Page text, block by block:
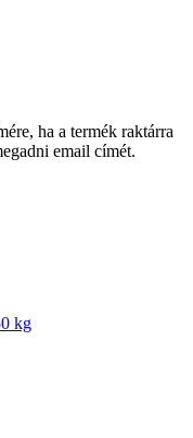
ha a termék raktárra
email címét.
kg